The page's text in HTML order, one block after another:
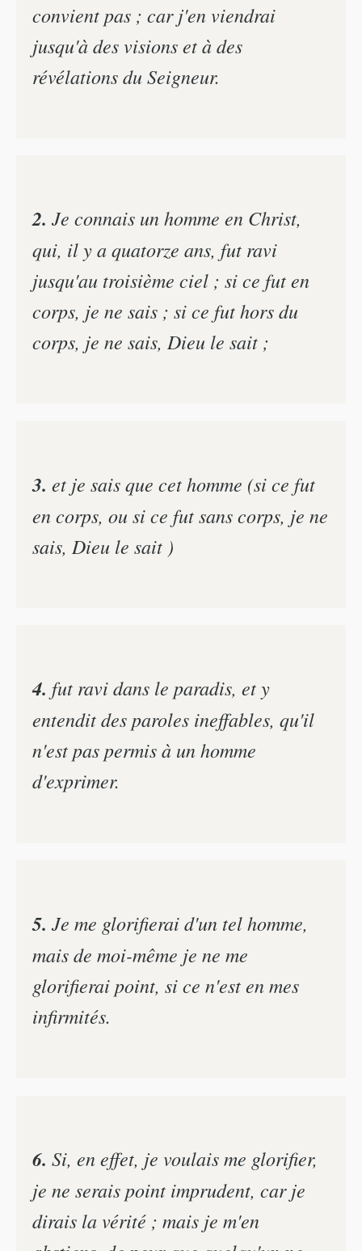
convient pas ; car j'en viendrai
jusqu'à des visions et à des
révélations du Seigneur.
2. Je connais un homme en Christ,
qui, il y a quatorze ans, fut ravi
jusqu'au troisième ciel ; si ce fut en
corps, je ne sais ; si ce fut hors du
corps, je ne sais, Dieu le sait ;
3. et je sais que cet homme (si ce fut
en corps, ou si ce fut sans corps, je ne
sais, Dieu le sait )
4. fut ravi dans le paradis, et y
entendit des paroles ineffables, qu'il
n'est pas permis à un homme
d'exprimer.
5. Je me glorifierai d'un tel homme,
mais de moi-même je ne me
glorifierai point, si ce n'est en mes
infirmités.
6. Si, en effet, je voulais me glorifier,
je ne serais point imprudent, car je
dirais la vérité ; mais je m'en